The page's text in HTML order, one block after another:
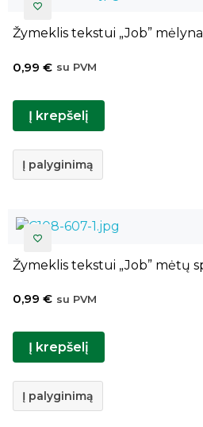
Žymeklis tekstui „Job”
0,99 € su PVM
Į krepšelį
Į palyginimą
Žymeklis tekstui „Job” mėtų
0,99 € su PVM
Į krepšelį
Į palyginimą